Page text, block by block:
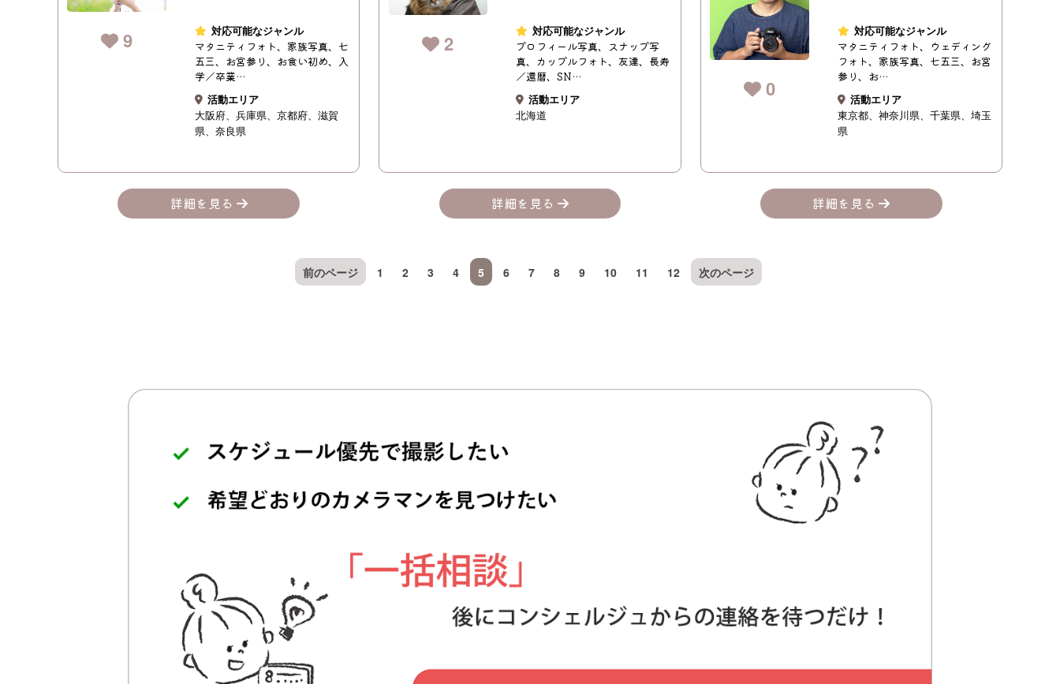
9
対応可能なジャンル
マタニティフォト、家族写真、七
五三、お宮参り、お食い初め、入
学／卒業…
活動エリア
大阪府
兵庫県 京都府
滋賀
県
奈良県
詳細を見る
2
対応可能なジャンル
プロフィール写真、スナップ写
真、カップルフォト、友達、長寿
／還暦、SN…
活動エリア
北海道
詳細を見る
0
対応可能なジャンル
マタニティフォト、ウェディング
フォト、家族写真、七五三、お宮
参り、お…
活動エリア
東京都
神奈川県 千葉県
埼玉
県
詳細を見る
前のページ 1 2 3 4 5 6 7 8 9 10 11 12 次のページ